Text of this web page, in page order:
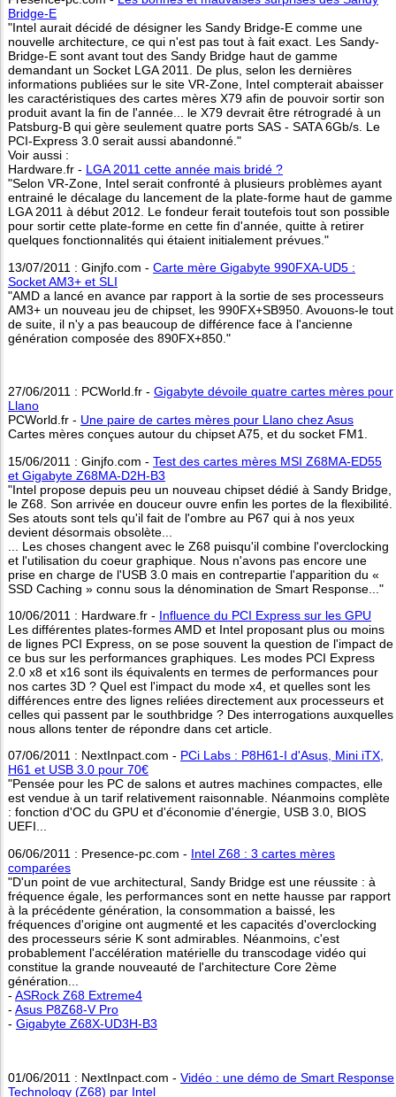
Bridge-E
"Intel aurait décidé de désigner les Sandy Bridge-E comme une
nouvelle architecture, ce qui n'est pas tout à fait exact. Les Sandy-
Bridge-E sont avant tout des Sandy Bridge haut de gamme
demandant un Socket LGA 2011. De plus, selon les dernières
informations publiées sur le site VR-Zone, Intel compterait abaisser
les caractéristiques des cartes mères X79 afin de pouvoir sortir son
produit avant la fin de l'année... le X79 devrait être rétrogradé à un
Patsburg-B qui gère seulement quatre ports SAS - SATA 6Gb/s. Le
PCI-Express 3.0 serait aussi abandonné."
Voir aussi :
Hardware.fr - LGA 2011 cette année mais bridé ?
"Selon VR-Zone, Intel serait confronté à plusieurs problèmes ayant
entrainé le décalage du lancement de la plate-forme haut de gamme
LGA 2011 à début 2012. Le fondeur ferait toutefois tout son possible
pour sortir cette plate-forme en cette fin d'année, quitte à retirer
quelques fonctionnalités qui étaient initialement prévues."
13/07/2011 : Ginjfo.com - Carte mère Gigabyte 990FXA-UD5 :
Socket AM3+ et SLI
"AMD a lancé en avance par rapport à la sortie de ses processeurs
AM3+ un nouveau jeu de chipset, les 990FX+SB950. Avouons-le tout
de suite, il n'y a pas beaucoup de différence face à l'ancienne
génération composée des 890FX+850."
27/06/2011 : PCWorld.fr - Gigabyte dévoile quatre cartes mères pour
Llano
PCWorld.fr - Une paire de cartes mères pour Llano chez Asus
Cartes mères conçues autour du chipset A75, et du socket FM1.
15/06/2011 : Ginjfo.com - Test des cartes mères MSI Z68MA-ED55
et Gigabyte Z68MA-D2H-B3
"Intel propose depuis peu un nouveau chipset dédié à Sandy Bridge,
le Z68. Son arrivée en douceur ouvre enfin les portes de la flexibilité.
Ses atouts sont tels qu'il fait de l'ombre au P67 qui à nos yeux
devient désormais obsolète...
... Les choses changent avec le Z68 puisqu'il combine l'overclocking
et l'utilisation du coeur graphique. Nous n'avons pas encore une
prise en charge de l'USB 3.0 mais en contrepartie l'apparition du «
SSD Caching » connu sous la dénomination de Smart Response..."
10/06/2011 : Hardware.fr - Influence du PCI Express sur les GPU
Les différentes plates-formes AMD et Intel proposant plus ou moins
de lignes PCI Express, on se pose souvent la question de l'impact de
ce bus sur les performances graphiques. Les modes PCI Express
2.0 x8 et x16 sont ils équivalents en termes de performances pour
nos cartes 3D ? Quel est l'impact du mode x4, et quelles sont les
différences entre des lignes reliées directement aux processeurs et
celles qui passent par le southbridge ? Des interrogations auxquelles
nous allons tenter de répondre dans cet article.
07/06/2011 : NextInpact.com - PCi Labs : P8H61-I d'Asus, Mini iTX,
H61 et USB 3.0 pour 70€
"Pensée pour les PC de salons et autres machines compactes, elle
est vendue à un tarif relativement raisonnable. Néanmoins complète
: fonction d'OC du GPU et d'économie d'énergie, USB 3.0, BIOS
UEFI...
06/06/2011 : Presence-pc.com - Intel Z68 : 3 cartes mères
comparées
"D'un point de vue architectural, Sandy Bridge est une réussite : à
fréquence égale, les performances sont en nette hausse par rapport
à la précédente génération, la consommation a baissé, les
fréquences d'origine ont augmenté et les capacités d'overclocking
des processeurs série K sont admirables. Néanmoins, c'est
probablement l'accélération matérielle du transcodage vidéo qui
constitue la grande nouveauté de l'architecture Core 2ème
génération...
- ASRock Z68 Extreme4
- Asus P8Z68-V Pro
- Gigabyte Z68X-UD3H-B3
01/06/2011 : NextInpact.com - Vidéo : une démo de Smart Response
Technology (Z68) par Intel